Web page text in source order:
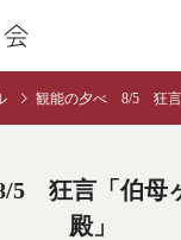
観能の夕べ 8/5 狂言「
5 狂言「伯母
殿」